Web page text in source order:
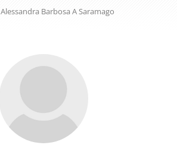
Alessandra Barbosa A Saramago